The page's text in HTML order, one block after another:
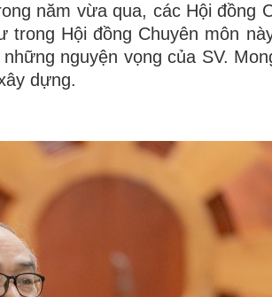
năm vừa qua, các Hội đồng
Hội đồng Chuyên môn
nguyện vọng của SV.
dựng.